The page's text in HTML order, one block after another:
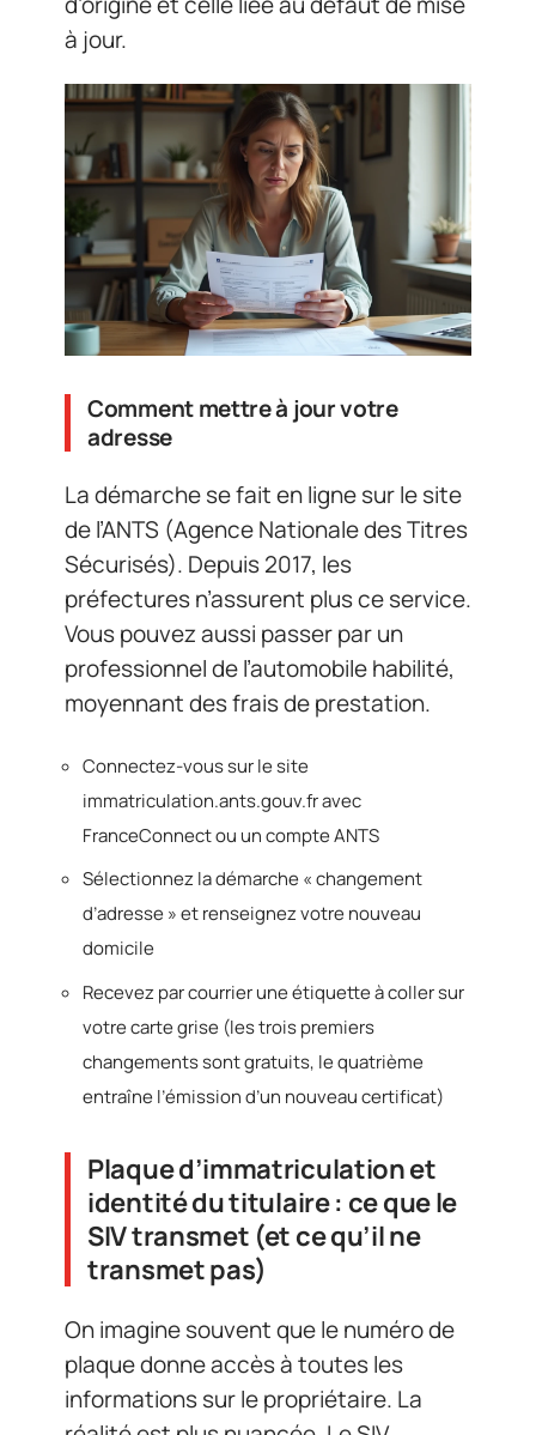
à jour.
Comment mettre à jour votre
adresse
La démarche se fait en ligne sur le site
de l’ANTS (Agence Nationale des Titres
Sécurisés). Depuis 2017, les
préfectures n’assurent plus ce service.
Vous pouvez aussi passer par un
professionnel de l’automobile habilité,
moyennant des frais de prestation.
Connectez-vous sur le site
immatriculation.ants.gouv.fr avec
FranceConnect ou un compte ANTS
Sélectionnez la démarche « changement
d’adresse » et renseignez votre nouveau
domicile
Recevez par courrier une étiquette à coller sur
votre carte grise (les trois premiers
changements sont gratuits, le quatrième
entraîne l’émission d’un nouveau certificat)
Plaque d’immatriculation et
identité du titulaire : ce que le
SIV transmet (et ce qu’il ne
transmet pas)
On imagine souvent que le numéro de
plaque donne accès à toutes les
informations sur le propriétaire. La